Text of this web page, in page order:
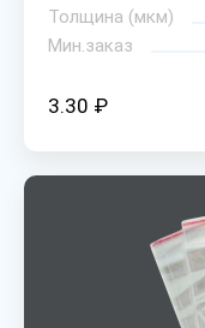
Толщина (мкм)
Мин.заказ
3.30 ₽